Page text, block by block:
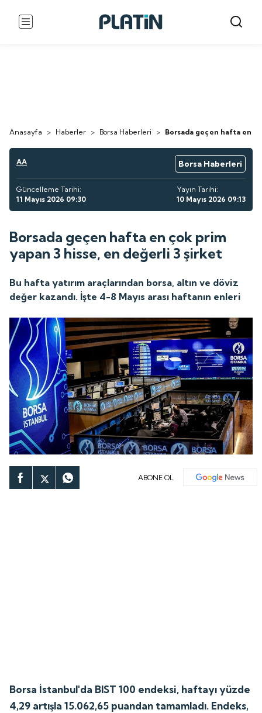
Anasayfa > Haberler > Borsa Haberleri > Borsada geçen hafta en
AA Borsa Haberleri
Güncelleme Tarihi:
11 Mayıs 2026 09:30
Yayın Tarihi:
10 Mayıs 2026 09:13
Borsada geçen hafta en çok prim
yapan 3 hisse, en değerli 3 şirket
Bu hafta yatırım araçlarından borsa, altın ve döviz
değer kazandı. İşte 4-8 Mayıs arası haftanın enleri
ABONE OL
Borsa İstanbul'da BIST 100 endeksi, haftayı yüzde
4,29 artışla 15.062,65 puandan tamamladı. Endeks,